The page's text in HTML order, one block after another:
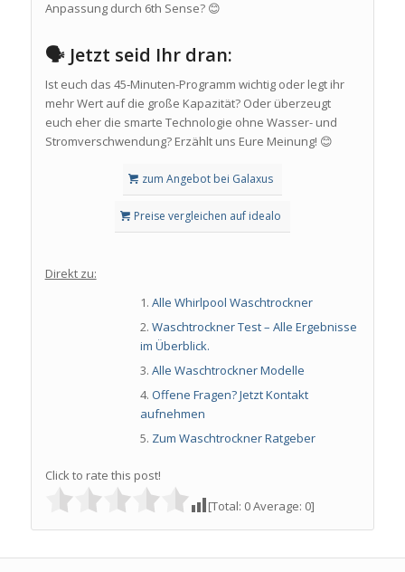
Anpassung durch 6th Sense? 😊
🗣️ Jetzt seid Ihr dran:
Ist euch das 45‑Minuten-Programm wichtig oder legt ihr
mehr Wert auf die große Kapazität? Oder überzeugt
euch eher die smarte Technologie ohne Wasser- und
Stromverschwendung? Erzählt uns Eure Meinung! 😊
zum Angebot bei Galaxus
Preise vergleichen auf idealo
Direkt zu:
Alle Whirlpool Waschtrockner
Waschtrockner Test – Alle Ergebnisse
im Überblick.
Alle Waschtrockner Modelle
Offene Fragen? Jetzt Kontakt
aufnehmen
Zum Waschtrockner Ratgeber
Click to rate this post!
[Total: 0Average: 0]